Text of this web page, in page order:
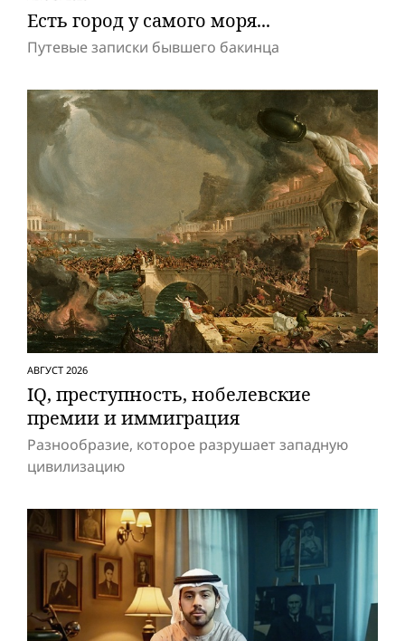
Есть город у самого моря...
Путевые записки бывшего бакинца
АВГУСТ 2026
IQ, преступность, нобелевские
премии и иммиграция
Разнообразие, которое разрушает западную
цивилизацию